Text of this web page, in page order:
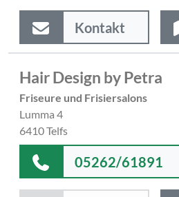
Kontakt
Hair Design by Petra
Friseure und Frisiersalons
Lumma 4
6410 Telfs
05262/61891